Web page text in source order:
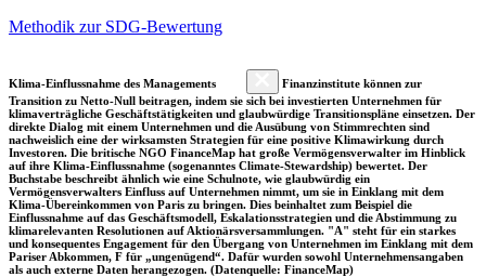
Methodik zur SDG-Bewertung
Klima-Einflussnahme des Managements
Finanzinstitute können zur
Transition zu Netto-Null beitragen, indem sie sich bei investierten Unternehmen für
klimaverträgliche Geschäftstätigkeiten und glaubwürdige Transitionspläne einsetzen. Der
direkte Dialog mit einem Unternehmen und die Ausübung von Stimmrechten sind
nachweislich eine der wirksamsten Strategien für eine positive Klimawirkung durch
Investoren. Die britische NGO FinanceMap hat große Vermögensverwalter im Hinblick
auf ihre Klima-Einflussnahme (sogenanntes Climate-Stewardship) bewertet. Der
Buchstabe beschreibt ähnlich wie eine Schulnote, wie glaubwürdig ein
Vermögensverwalters Einfluss auf Unternehmen nimmt, um sie in Einklang mit dem
Klima-Übereinkommen von Paris zu bringen. Dies beinhaltet zum Beispiel die
Einflussnahme auf das Geschäftsmodell, Eskalationsstrategien und die Abstimmung zu
klimarelevanten Resolutionen auf Aktionärsversammlungen. "A" steht für ein starkes
und konsequentes Engagement für den Übergang von Unternehmen im Einklang mit dem
Pariser Abkommen, F für „ungenügend“. Dafür wurden sowohl Unternehmensangaben
als auch externe Daten herangezogen. (Datenquelle: FinanceMap)